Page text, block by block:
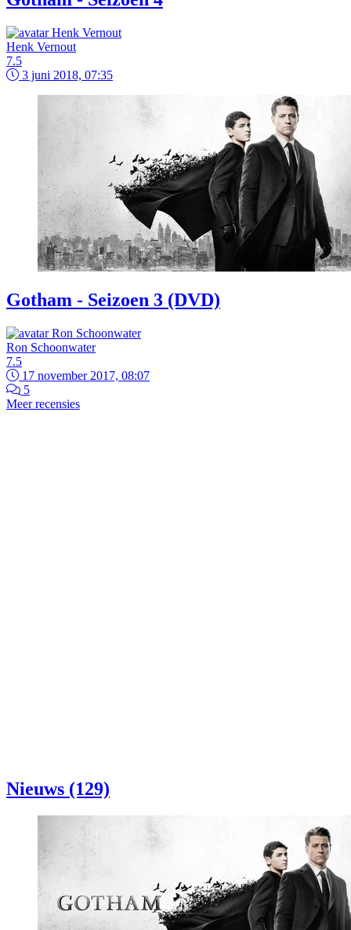
Henk Vernout
7.5
3 juni 2018, 07:35
Gotham - Seizoen 3 (DVD)
Ron Schoonwater
7.5
17 november 2017, 08:07
5
Meer recensies
Nieuws (129)